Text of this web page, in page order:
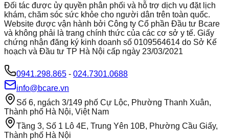
Đối tác được ủy quyền phân phối và hỗ trợ dịch vụ đặt lịch
khám, chăm sóc sức khỏe cho người dân trên toàn quốc.
Website được vận hành bởi Công ty Cổ phần Đầu tư Bcare
và không phải là trang chính thức của các cơ sở y tế. Giấy
chứng nhận đăng ký kinh doanh số 0109564614 do Sở Kế
hoạch và Đầu tư TP Hà Nội cấp ngày 23/03/2021
0941.298.865 - 024.7301.0688
info@bcare.vn
Số 6, ngách 3/149 phố Cự Lộc, Phường Thanh Xuân,
Thành phố Hà Nội, Việt Nam
Tầng 3, Số 1 Lô 4E, Trung Yên 10B, Phường Cầu Giấy,
Thành phố Hà Nội